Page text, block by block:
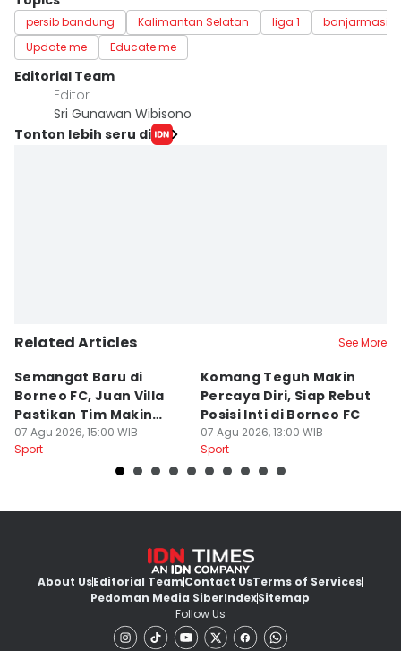
persib bandung Kalimantan Selatan liga 1
banjarmasin
Update me
Educate me
Editorial Team
Editor
Sri Gunawan Wibisono
Tonton lebih seru di
Related Articles See More
Semangat Baru di
Borneo FC, Juan Villa
Pastikan Tim Makin
Kompak
07 Agu 2026, 15:00 WIB
Sport
Komang Teguh Makin
Percaya Diri, Siap Rebut
Posisi Inti di Borneo FC
07 Agu 2026, 13:00 WIB
Sport
About UsEditorial TeamContact UsTerms of Services
Pedoman Media SiberIndexSitemap
Follow Us